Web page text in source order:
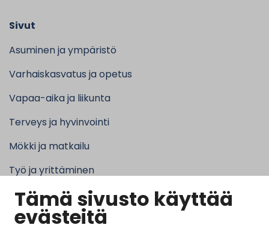
Tämä sivusto käyttää
evästeitä
Sivut
Asuminen ja ympäristö
Varhaiskasvatus ja opetus
Vapaa-aika ja liikunta
Terveys ja hyvinvointi
Mökki ja matkailu
Työ ja yrittäminen
Kunta ja hallinto